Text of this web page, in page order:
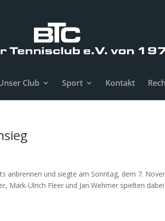
Club Sport Kontakt
anbrennen und siegte am Sonntag, dem 7.
Mark-Ulrich Fleer und Jan Wehmer spielten dabei